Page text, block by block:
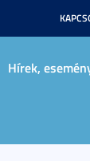
Hírek,